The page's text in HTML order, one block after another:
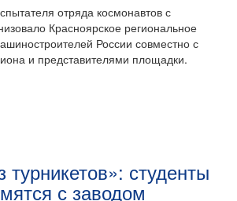
отряда космонавтов с
Красноярское региональное
России совместно с
и представителями площадки.
турникетов»: студенты
с заводом